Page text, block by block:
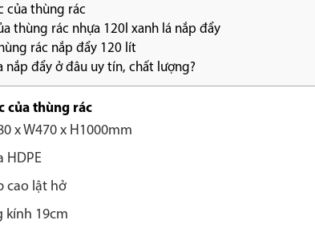
của thùng rác
thùng rác nhựa 120l xanh lá nắp đẩy
rác nắp đẩy 120 lít
nắp đẩy ở đâu uy tín, chất lượng?
của thùng rác
x W470 x H1000mm
HDPE
cao lật hở
kính 19cm